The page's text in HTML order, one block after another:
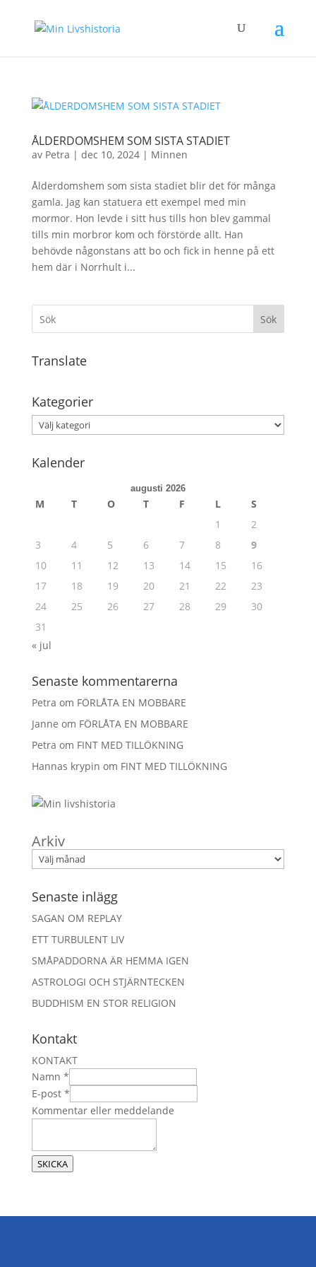
ÅLDERDOMSHEM SOM SISTA STADIET
av Petra | dec 10, 2024| Minnen
Ålderdomshem som sista stadiet blir det för många
gamla. Jag kan statuera ett exempel med min
mormor. Hon levde i sitt hus tills hon blev gammal
tills min morbror kom och förstörde allt. Han
behövde någonstans att bo och fick in henne på ett
hem där i Norrhult i...
Sök
Translate
Kategorier
Kategorier
Kalender
augusti 2026
M T O T F L
S
1
2
3
4 5 6 7 8
9
10
11 12 13 14 15
16
17
18 19 20 21 22
23
24
25 26 27 28 29
30
31
« jul
Senaste kommentarerna
Petra om FÖRLÅTA EN MOBBARE
Janne om FÖRLÅTA EN MOBBARE
Petra om FINT MED TILLÖKNING
Hannas krypin om FINT MED TILLÖKNING
Arkiv
Senaste inlägg
SAGAN OM REPLAY
ETT TURBULENT LIV
SMÅPADDORNA ÄR HEMMA IGEN
ASTROLOGI OCH STJÄRNTECKEN
BUDDHISM EN STOR RELIGION
Kontakt
KONTAKT
Namn *
E-post *
E
o
s
Kommentar eller meddelande
SKICKA